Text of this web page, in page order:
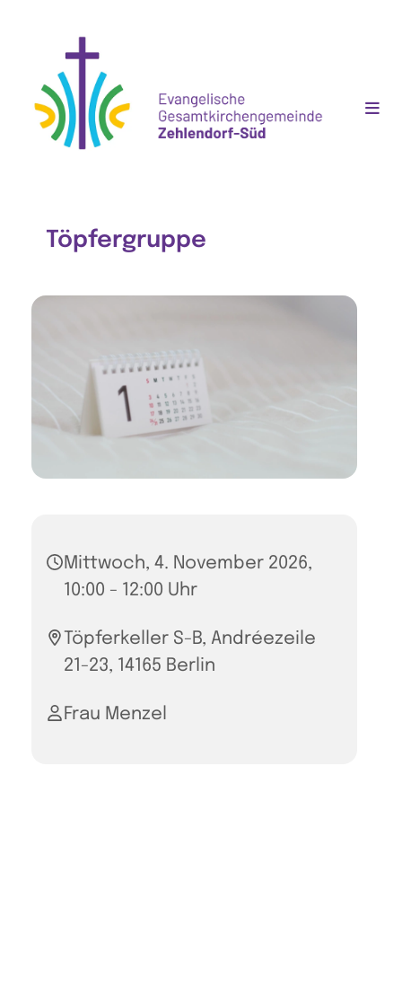
Töpfergruppe
Mittwoch, 4. November 2026,
10:00 - 12:00 Uhr
Töpferkeller S-B, Andréezeile
21-23, 14165 Berlin
Frau Menzel